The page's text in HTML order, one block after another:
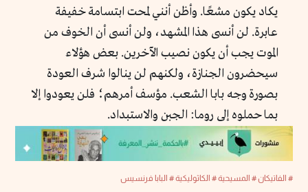
يكاد يكون مشعًا. وأظن أنني لمحت ابتسامة خفيفة
عابرة. لن أنسى هذا المشهد، ولن أنسى أن الخوف من
الموت يجب أن يكون نصيب الآخرين. بعض هؤلاء
سيحضرون الجنازة، ولكنهم لن ينالوا شرف العودة
بصورة وجه بابا الشعب. مؤسف أمرهم؛ فلن يعودوا إلا
بما حملوه إلى روما: الجبن والاستبداد.
# الفاتيكان# المسيحية# الكاثوليكية# البابا فرنسيس